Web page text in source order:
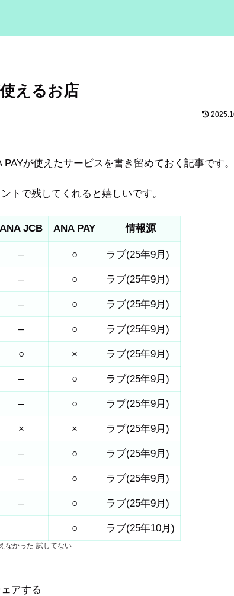
えるお店
が使えたサービスを書き留めておく記事です。
トで残してくれると嬉しいです。
ANA JCB ANA PAY 情報源
– ○ ラブ(25年9月)
– ○ ラブ(25年9月)
– ○ ラブ(25年9月)
– ○ ラブ(25年9月)
○ × ラブ(25年9月)
– ○ ラブ(25年9月)
– ○ ラブ(25年9月)
× × ラブ(25年9月)
– ○ ラブ(25年9月)
– ○ ラブ(25年9月)
– ○ ラブ(25年9月)
○ ラブ(25年10月)
なかった-試してない
アする